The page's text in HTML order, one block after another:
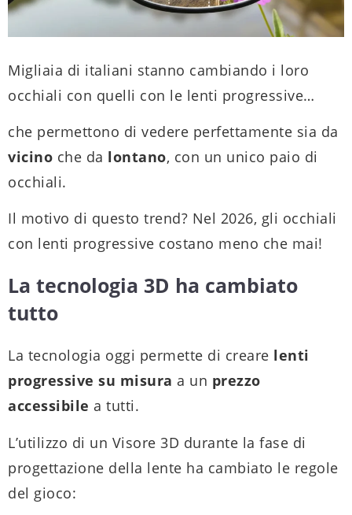
Migliaia di italiani stanno cambiando i loro
occhiali con quelli con le lenti progressive…
che permettono di vedere perfettamente sia da
vicino che da lontano, con un unico paio di
occhiali.
Il motivo di questo trend? Nel 2026, gli occhiali
con lenti progressive costano meno che mai!
La tecnologia 3D ha cambiato
tutto
La tecnologia oggi permette di creare lenti
progressive su misura a un prezzo
accessibile a tutti.
L’utilizzo di un Visore 3D durante la fase di
progettazione della lente ha cambiato le regole
del gioco: